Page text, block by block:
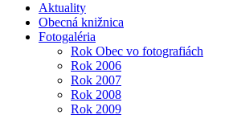
Aktuality
Obecná knižnica
Fotogaléria
Rok Obec vo fotografiách
Rok 2006
Rok 2007
Rok 2008
Rok 2009